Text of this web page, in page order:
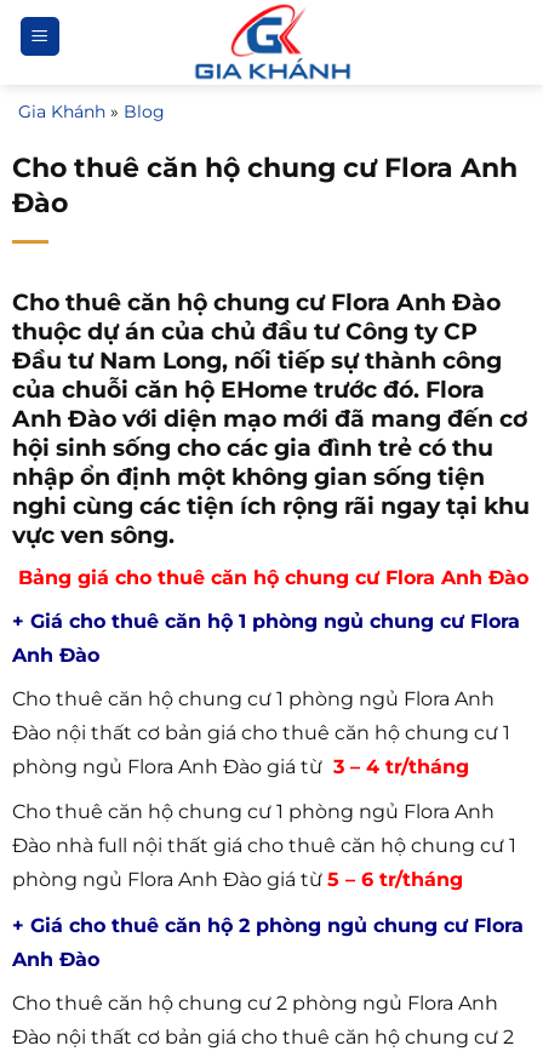
Bỏ
qua
dung
Gia Khánh » Blog
Cho thuê căn hộ chung cư Flora Anh
Đào
Cho thuê căn hộ chung cư Flora Anh Đào
thuộc dự án của chủ đầu tư Công ty CP
Đầu tư Nam Long, nối tiếp sự thành công
của chuỗi căn hộ EHome trước đó. Flora
Anh Đào với diện mạo mới đã mang đến cơ
hội sinh sống cho các gia đình trẻ có thu
nhập ổn định một không gian sống tiện
nghi cùng các tiện ích rộng rãi ngay tại khu
vực ven sông.
Bảng giá cho thuê căn hộ chung cư Flora Anh Đào
+ Giá cho thuê căn hộ 1 phòng ngủ chung cư Flora
Anh Đào
Cho thuê căn hộ chung cư 1 phòng ngủ Flora Anh
Đào nội thất cơ bản giá cho thuê căn hộ chung cư 1
phòng ngủ Flora Anh Đào giá từ 3 – 4 tr/tháng
Cho thuê căn hộ chung cư 1 phòng ngủ Flora Anh
Đào nhà full nội thất giá cho thuê căn hộ chung cư 1
phòng ngủ Flora Anh Đào giá từ 5 – 6 tr/tháng
+ Giá cho thuê căn hộ 2 phòng ngủ chung cư Flora
Anh Đào
Cho thuê căn hộ chung cư 2 phòng ngủ Flora Anh
Đào nội thất cơ bản giá cho thuê căn hộ chung cư 2